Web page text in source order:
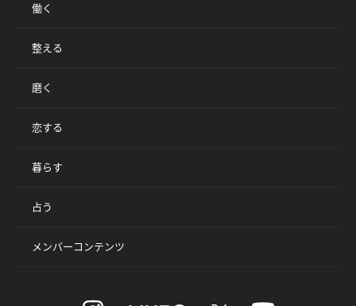
働く
整える
磨く
恋する
暮らす
占う
メンバーコンテンツ